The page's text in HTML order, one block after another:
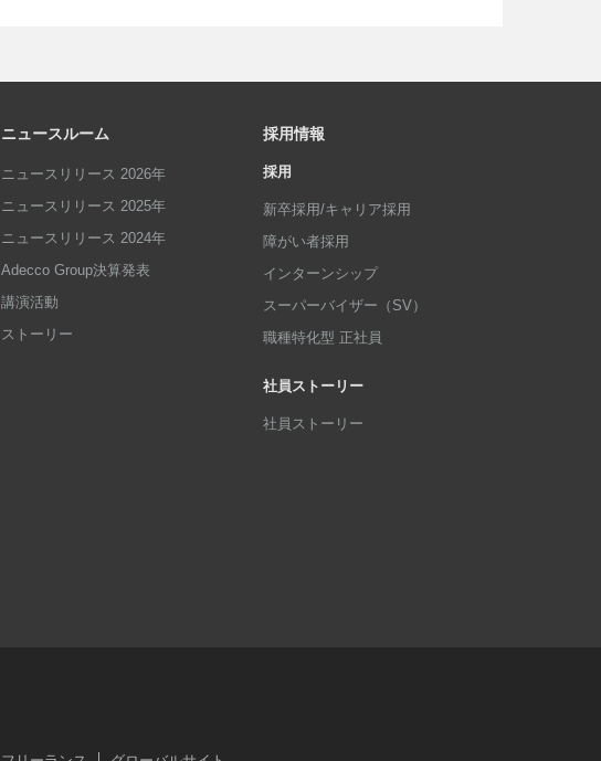
ニュースルーム
ニュースリリース 2026年
ニュースリリース 2025年
ニュースリリース 2024年
Adecco Group決算発表
講演活動
ストーリー
採用情報
採用
新卒採用/キャリア採用
障がい者採用
インターンシップ
スーパーバイザー（SV）
職種特化型 正社員
社員ストーリー
社員ストーリー